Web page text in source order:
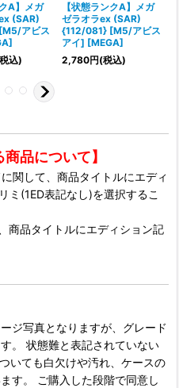
A】メガ
(SAR)
アビス
込)
【状態ランクA】メガ
ゼラオラex (SAR)
{112/081} [M5/アビス
アイ] [MEGA]
2,780円(税込)
品について】
関して、商品タイトルにエディ
ミ(1ED表記なし)を選択するこ
商品タイトルにエディション記
ジ写真となりますが、グレード
。 状態難と表記されていない
いても白欠けや汚れ、ケースの
す。 ご購入した段階で同意し